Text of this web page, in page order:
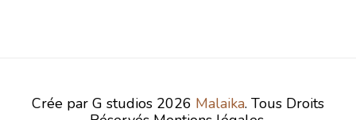
Crée par G studios 2026 Malaika. Tous Droits